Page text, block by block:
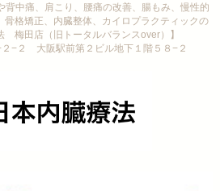
背中痛、肩こり、腰痛の改善、腸もみ、慢性的
骨格矯正、内臓整体、カイロプラクティックの
梅田店（旧トータルバランスover）】
−２ 大阪駅前第２ビル地下１階５８−２